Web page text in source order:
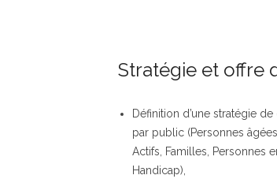
Stratégie et offre
Définition d’une stratégie
par public (Personnes
Actifs, Familles, Personnes
Handicap),